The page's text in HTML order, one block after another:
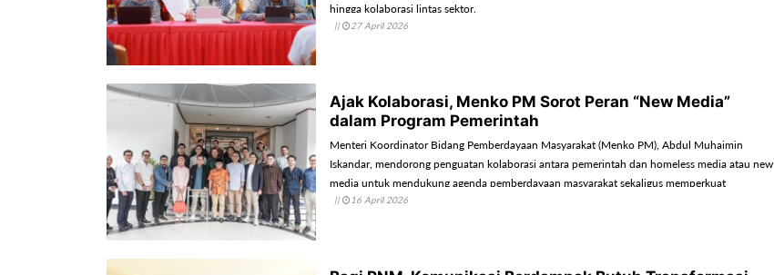
hingga kolaborasi lintas sektor.
|| 27 April 2026
Ajak Kolaborasi, Menko PM Sorot Peran “New Media”
dalam Program Pemerintah
Menteri Koordinator Bidang Pemberdayaan Masyarakat (Menko PM), Abdul Muhaimin
Iskandar, mendorong penguatan kolaborasi antara pemerintah dan homeless media atau new
media untuk mendukung agenda pemberdayaan masyarakat sekaligus memperkuat
demokrasi.
|| 16 April 2026